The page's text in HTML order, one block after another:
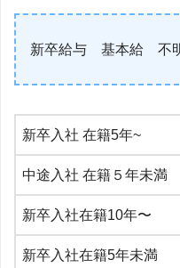
新卒給与 基本給 不
新卒入社 在籍5年~
中途入社 在籍５年未満
新卒入社在籍10年〜
新卒入社在籍5年未満